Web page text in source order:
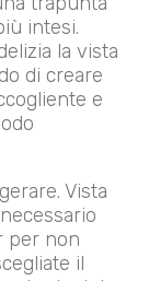
intesi.
la vista
di creare
e
Vista
per non
il